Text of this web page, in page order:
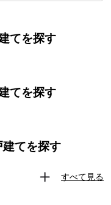
てを探す
てを探す
建てを探す
すべて見る